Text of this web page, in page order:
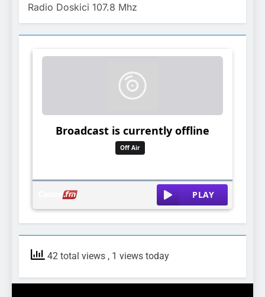
Radio Doskici 107.8 Mhz
42 total views , 1 views today